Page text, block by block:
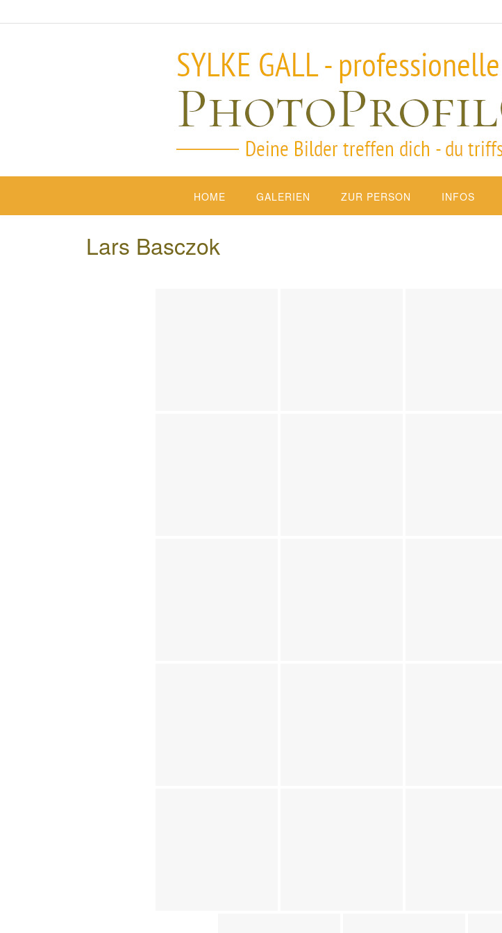
HOME GALERIEN ZUR PERSON INFOS
Lars Basczok